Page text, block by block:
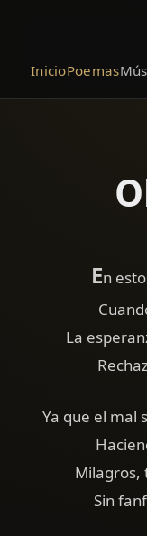
InicioPoemas
En
La
Ya que el mal
Milagros,
Sin